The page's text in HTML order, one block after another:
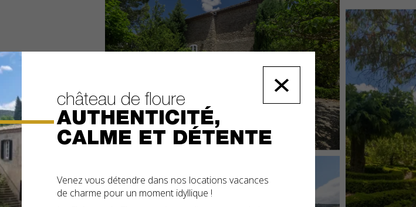
château de floure
AUTHENTICITÉ,
CALME ET DÉTENTE
Venez vous détendre dans nos locations vacances
de charme pour un moment idyllique !